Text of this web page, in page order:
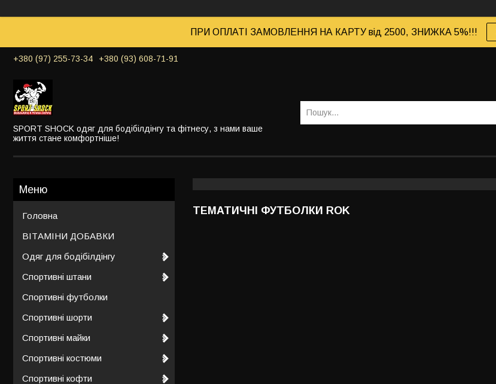
ПРИ ОПЛАТІ ЗАМОВЛЕННЯ НА КАРТУ від 2500, ЗНИЖКА 5%!!!
+380 (97) 255-73-34 +380 (93) 608-71-91
SPORT SHOCK одяг для бодібілдінгу та фітнесу, з нами ваше
життя стане комфортніше!
ТЕМАТИЧНІ ФУТБОЛКИ ROK
Головна
ВІТАМІНИ ДОБАВКИ
Одяг для бодібілдінгу
Спортивні штани
Спортивні футболки
Спортивні шорти
Спортивні майки
Спортивні костюми
Спортивні кофти